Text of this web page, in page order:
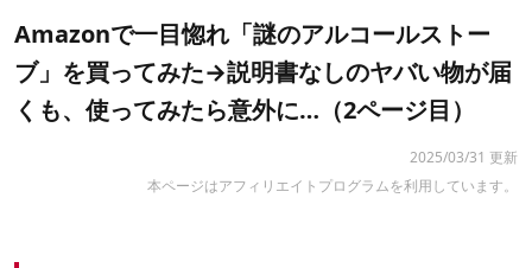
Amazonで一目惚れ「謎のアルコールストー
ブ」を買ってみた→説明書なしのヤバい物が届
くも、使ってみたら意外に…（2ページ目）
2025/03/31 更新
本ページはアフィリエイトプログラムを利用しています。